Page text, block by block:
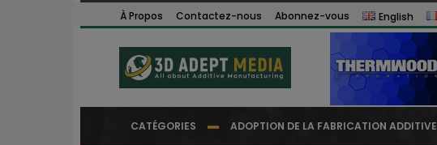
À Propos Contactez-nous Abonnez-vous English
CATÉGORIES ADOPTION DE LA FABRICATION ADDITIVE